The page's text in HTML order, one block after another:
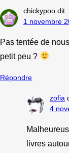
chickypoo dit :
1 novembre
Pas tentée de
petit peu ?
Répondre
zofia
4
livres